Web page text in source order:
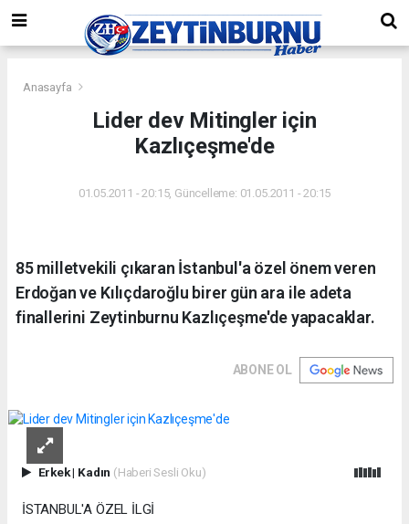
Anasayfa
Lider dev Mitingler için
Kazlıçeşme'de
01.05.2011 - 20:15, Güncelleme: 01.05.2011 - 20:15
85 milletvekili çıkaran İstanbul'a özel önem veren
Erdoğan ve Kılıçdaroğlu birer gün ara ile adeta
finallerini Zeytinburnu Kazlıçeşme'de yapacaklar.
ABONE OL
Erkek| Kadın (Haberi Sesli Oku)
İSTANBUL'A ÖZEL İLGİ